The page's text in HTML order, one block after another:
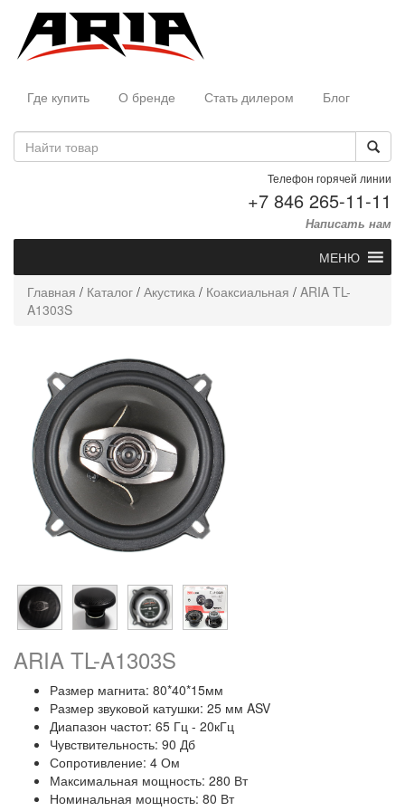
Где купить О бренде Стать дилером Блог
Телефон горячей линии
+7 846 265-11-11
Написать нам
МЕНЮ
Главная / Каталог / Акустика / Коаксиальная / ARIA TL-
A1303S
ARIA TL-A1303S
Размер магнита: 80*40*15мм
Размер звуковой катушки: 25 мм ASV
Диапазон частот: 65 Гц - 20кГц
Чувствительность: 90 Дб
Сопротивление: 4 Ом
Максимальная мощность: 280 Вт
Номинальная мощность: 80 Вт